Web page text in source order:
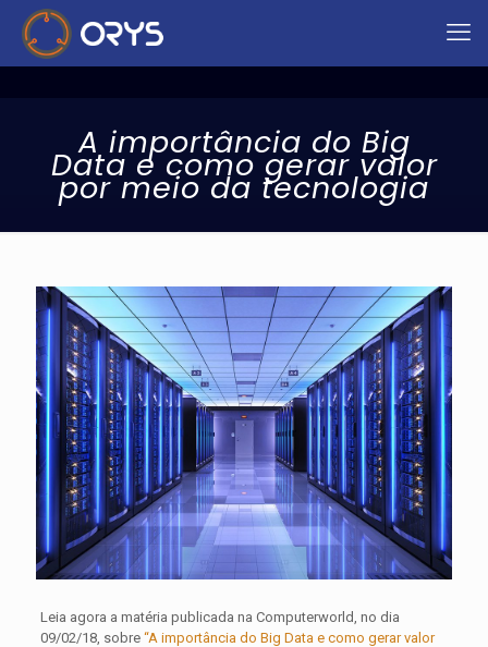
A importância do Big
Data e como gerar valor
por meio da tecnologia
Leia agora a matéria publicada na Computerworld, no dia
09/02/18, sobre “A importância do Big Data e como gerar valor